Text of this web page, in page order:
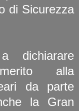
di Sicurezza
dichiarare
alla
da parte
la Gran